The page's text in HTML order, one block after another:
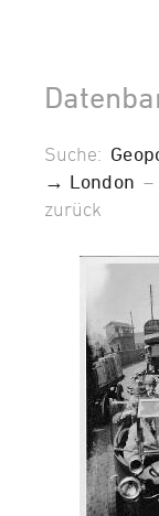
Suche:
→ London –
zurück